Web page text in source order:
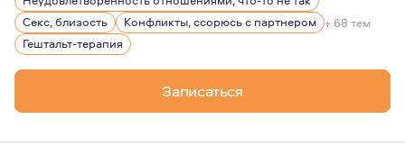
Секс, близость
Конфликты, ссорюсь с партнером + 68 тем
Гештальт-терапия
Записаться